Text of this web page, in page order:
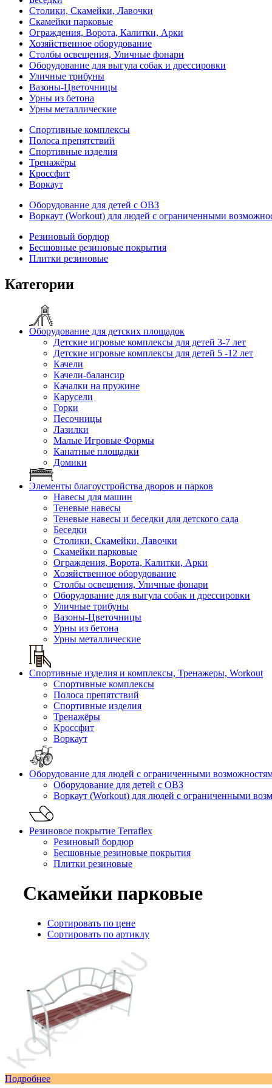
Столики, Скамейки, Лавочки
Скамейки парковые
Ограждения, Ворота, Калитки, Арки
Хозяйственное оборудование
Столбы освещения, Уличные фонари
Оборудование для выгула собак и дрессировки
Уличные трибуны
Вазоны-Цветочницы
Урны из бетона
Урны металлические
Спортивные комплексы
Полоса препятствий
Спортивные изделия
Тренажёры
Кроссфит
Воркаут
Оборудование для детей с ОВЗ
Воркаут (Workout) для людей с ограниченными
Резиновый бордюр
Бесшовные резиновые покрытия
Плитки резиновые
Категории
Оборудование для детских площадок
Детские игровые комплексы для детей 3-7 лет
Детские игровые комплексы для детей 5 -12 лет
Качели
Качели-балансир
Качалки на пружине
Карусели
Горки
Песочницы
Лазилки
Малые Игровые Формы
Канатные площадки
Домики
Элементы благоустройства дворов и парков
Навесы для машин
Теневые навесы
Теневые навесы и беседки для детского сада
Беседки
Столики, Скамейки, Лавочки
Скамейки парковые
Ограждения, Ворота, Калитки, Арки
Хозяйственное оборудование
Столбы освещения, Уличные фонари
Оборудование для выгула собак и дрессировки
Уличные трибуны
Вазоны-Цветочницы
Урны из бетона
Урны металлические
Спортивные изделия и комплексы, Тренажеры, Workout
Спортивные комплексы
Полоса препятствий
Спортивные изделия
Тренажёры
Кроссфит
Воркаут
Оборудование для людей с ограниченными
Оборудование для детей с ОВЗ
Воркаут (Workout) для людей с ограниченными
Резиновое покрытие Terraflex
Резиновый бордюр
Бесшовные резиновые покрытия
Плитки резиновые
Скамейки парковые
Сортировать по цене
Сортировать по артиклу
Подробнее